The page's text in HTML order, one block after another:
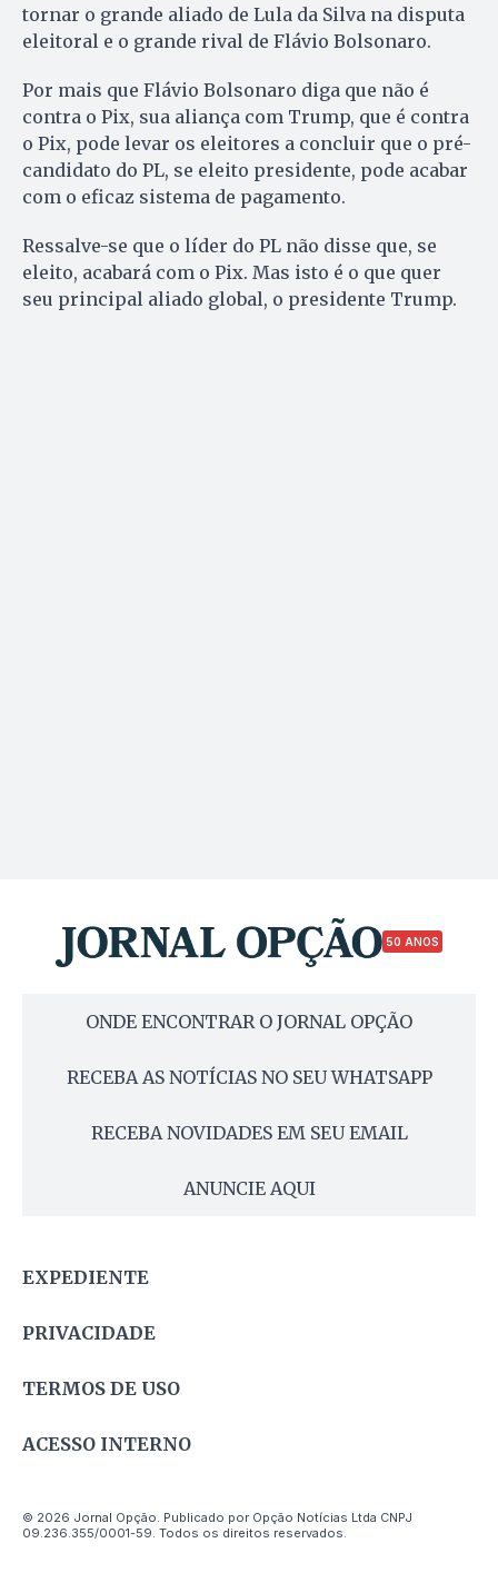
tornar o grande aliado de Lula da Silva na disputa
eleitoral e o grande rival de Flávio Bolsonaro.
Por mais que Flávio Bolsonaro diga que não é
contra o Pix, sua aliança com Trump, que é contra
o Pix, pode levar os eleitores a concluir que o pré-
candidato do PL, se eleito presidente, pode acabar
com o eficaz sistema de pagamento.
Ressalve-se que o líder do PL não disse que, se
eleito, acabará com o Pix. Mas isto é o que quer
seu principal aliado global, o presidente Trump.
50 ANOS
ONDE ENCONTRAR O JORNAL OPÇÃO
RECEBA AS NOTÍCIAS NO SEU WHATSAPP
RECEBA NOVIDADES EM SEU EMAIL
ANUNCIE AQUI
EXPEDIENTE
PRIVACIDADE
TERMOS DE USO
ACESSO INTERNO
© 2026 Jornal Opção. Publicado por Opção Notícias Ltda CNPJ
09.236.355/0001-59. Todos os direitos reservados.